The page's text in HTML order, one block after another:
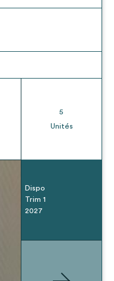
5
Unités
Dispo
Trim 1
2027